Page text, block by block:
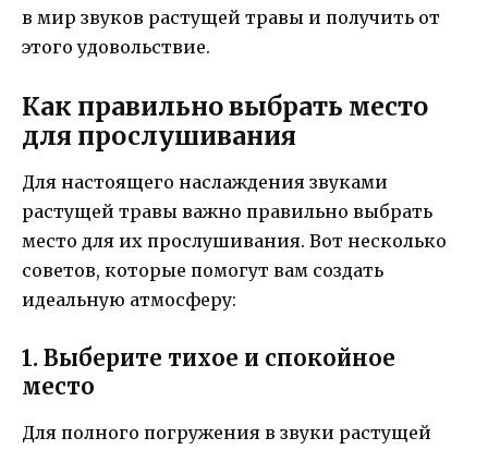
в мир звуков растущей травы и получить от
этого удовольствие.
Как правильно выбрать место
для прослушивания
Для настоящего наслаждения звуками
растущей травы важно правильно выбрать
место для их прослушивания. Вот несколько
советов, которые помогут вам создать
идеальную атмосферу:
1. Выберите тихое и спокойное
место
Для полного погружения в звуки растущей